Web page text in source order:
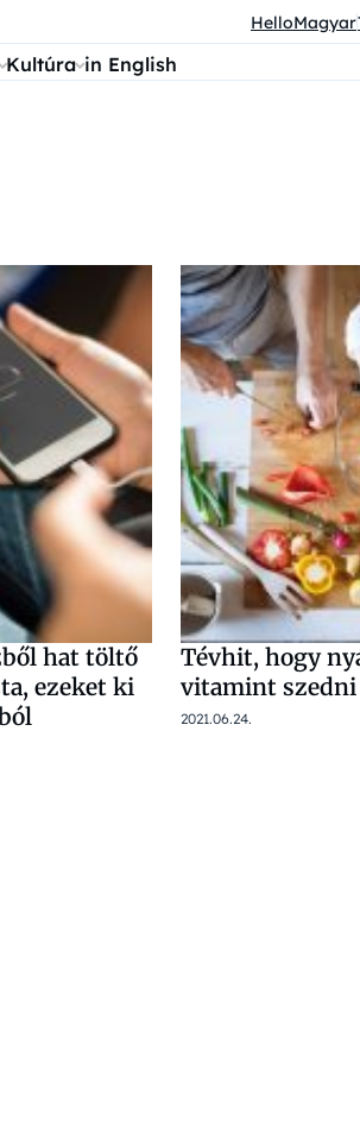
HelloMagyar
Kultúra in English
hat töltő
ezeket ki
Tévhit, hogy
vitamint szedni
2021.06.24.